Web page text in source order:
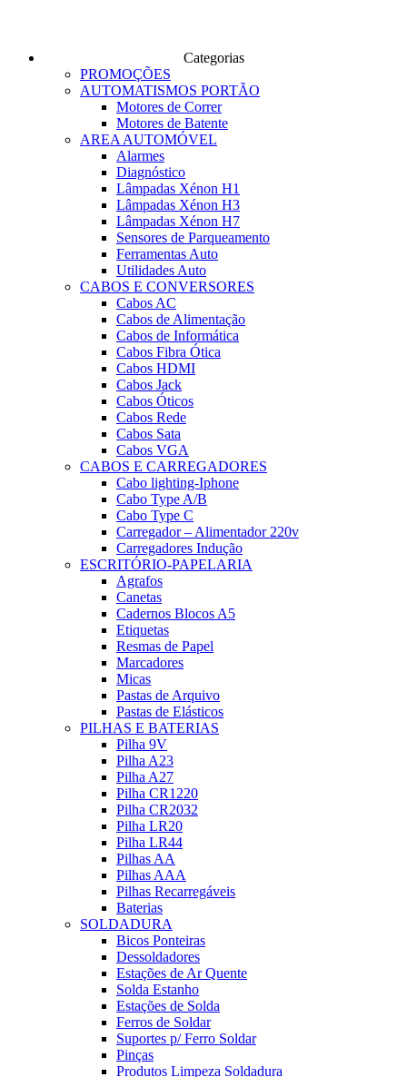
Categorias
PROMOÇÕES
AUTOMATISMOS PORTÃO
Motores de Correr
Motores de Batente
AREA AUTOMÓVEL
Alarmes
Diagnóstico
Lâmpadas Xénon H1
Lâmpadas Xénon H3
Lâmpadas Xénon H7
Sensores de Parqueamento
Ferramentas Auto
Utilidades Auto
CABOS E CONVERSORES
Cabos AC
Cabos de Alimentação
Cabos de Informática
Cabos Fibra Ótica
Cabos HDMI
Cabos Jack
Cabos Óticos
Cabos Rede
Cabos Sata
Cabos VGA
CABOS E CARREGADORES
Cabo lighting-Iphone
Cabo Type A/B
Cabo Type C
Carregador – Alimentador 220v
Carregadores Indução
ESCRITÓRIO-PAPELARIA
Agrafos
Canetas
Cadernos Blocos A5
Etiquetas
Resmas de Papel
Marcadores
Micas
Pastas de Arquivo
Pastas de Elásticos
PILHAS E BATERIAS
Pilha 9V
Pilha A23
Pilha A27
Pilha CR1220
Pilha CR2032
Pilha LR20
Pilha LR44
Pilhas AA
Pilhas AAA
Pilhas Recarregáveis
Baterias
SOLDADURA
Bicos Ponteiras
Dessoldadores
Estações de Ar Quente
Solda Estanho
Estações de Solda
Ferros de Soldar
Suportes p/ Ferro Soldar
Pinças
Produtos Limpeza Soldadura